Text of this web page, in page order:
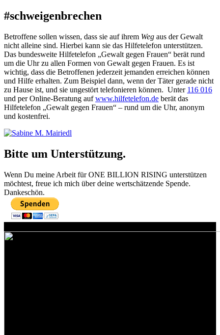
#schweigenbrechen
Betroffene sollen wissen, dass sie auf ihrem Weg aus der Gewalt
nicht alleine sind. Hierbei kann sie das Hilfetelefon unterstützen.
Das bundesweite Hilfetelefon „Gewalt gegen Frauen“ berät rund
um die Uhr zu allen Formen von Gewalt gegen Frauen. Es ist
wichtig, dass die Betroffenen jederzeit jemanden erreichen können
und Hilfe erhalten. Zum Beispiel dann, wenn der Täter gerade nicht
zu Hause ist, und sie ungestört telefonieren können. Unter 116 016
und per Online-Beratung aufwww.hilfetelefon.de berät das
Hilfetelefon „Gewalt gegen Frauen“ – rund um die Uhr, anonym
und kostenfrei.
Bitte um Unterstützung.
Wenn Du meine Arbeit für ONE BILLION RISING unterstützen
möchtest, freue ich mich über deine wertschätzende Spende.
Dankeschön.